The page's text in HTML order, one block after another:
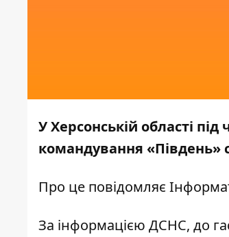
У Херсонській області
командування «Південь»
Про це повідомляє
За інформацією ДСНС, до